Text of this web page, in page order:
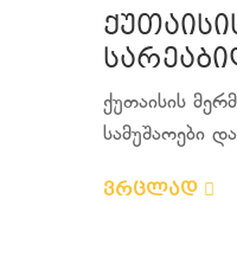
ქუთაისის
სამუშაოები
ვრცლად